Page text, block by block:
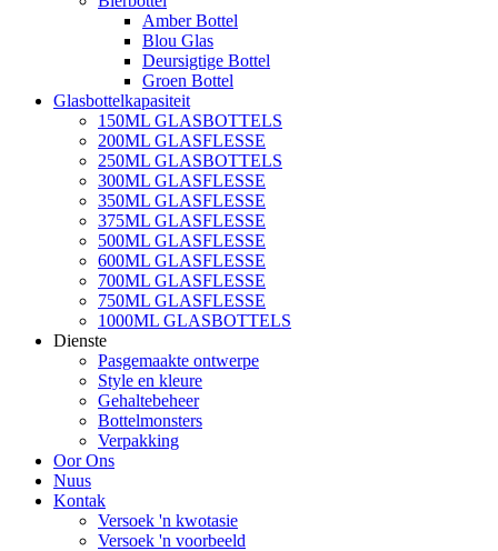
Amber Bottel
Blou Glas
Deursigtige Bottel
Groen Bottel
Glasbottelkapasiteit
150ML GLASBOTTELS
200ML GLASFLESSE
250ML GLASBOTTELS
300ML GLASFLESSE
350ML GLASFLESSE
375ML GLASFLESSE
500ML GLASFLESSE
600ML GLASFLESSE
700ML GLASFLESSE
750ML GLASFLESSE
1000ML GLASBOTTELS
Dienste
Pasgemaakte ontwerpe
Style en kleure
Gehaltebeheer
Bottelmonsters
Verpakking
Oor Ons
Nuus
Kontak
Versoek 'n kwotasie
Versoek 'n voorbeeld